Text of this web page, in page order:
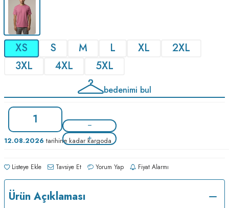
XS S M L XL
2XL
3XL
4XL 5XL
bedenimi bul
12.08.2026 tarihine kadar kargoda
Listeye Ekle Tavsiye Et Yorum Yap Fiyat Alarmı
Ürün Açıklaması